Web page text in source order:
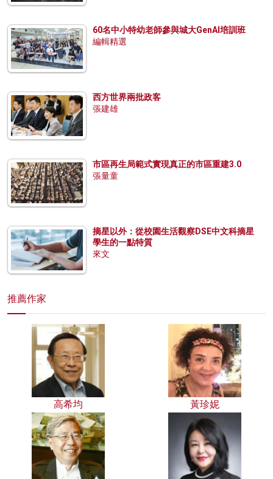
60名中小特幼老師參與城大GenAI培訓班
編輯精選
西方世界兩批政客
張建雄
市區再生局範式實現真正的市區重建3.0
張量童
摘星以外：從校園生活觀察DSE中文科摘星
學生的一點特質
來文
推薦作家
高希均 黃珍妮